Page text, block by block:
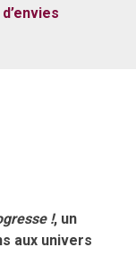
!, un
aux univers